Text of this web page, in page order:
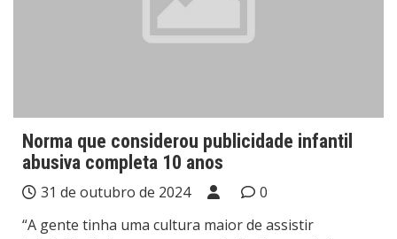
Norma que considerou publicidade infantil
abusiva completa 10 anos
31 de outubro de 2024
0
“A gente tinha uma cultura maior de assistir